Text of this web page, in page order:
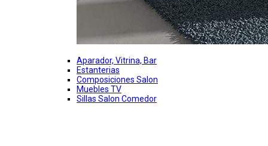
Aparador, Vitrina, Bar
Estanterias
Composiciones Salon
Muebles TV
Sillas Salon Comedor